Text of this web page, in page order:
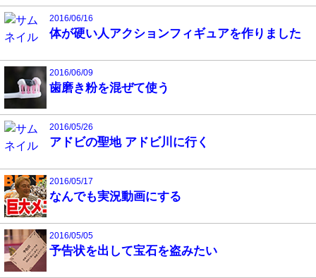
2016/06/16
体が硬い人アクションフィギュアを作りました
2016/06/09
歯磨き粉を混ぜて使う
2016/05/26
アドビの聖地 アドビ川に行く
2016/05/17
なんでも実況動画にする
2016/05/05
予告状を出して宝石を盗みたい